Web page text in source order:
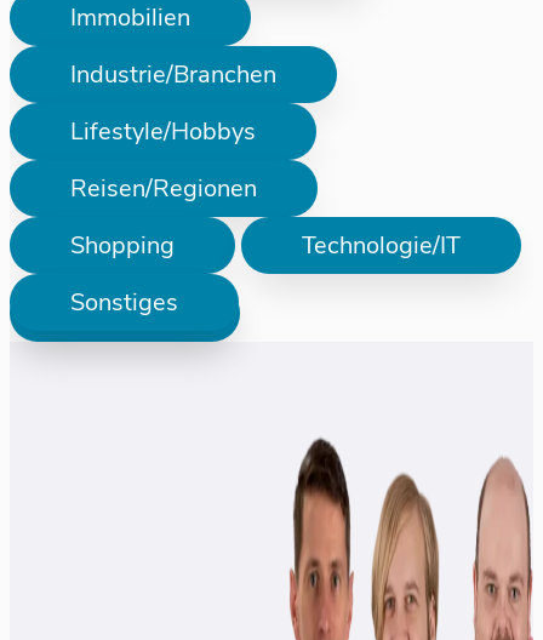
Immobilien
Industrie/Branchen
Lifestyle/Hobbys
Reisen/Regionen
Shopping
Technologie/IT
Sonstiges
Prüfen